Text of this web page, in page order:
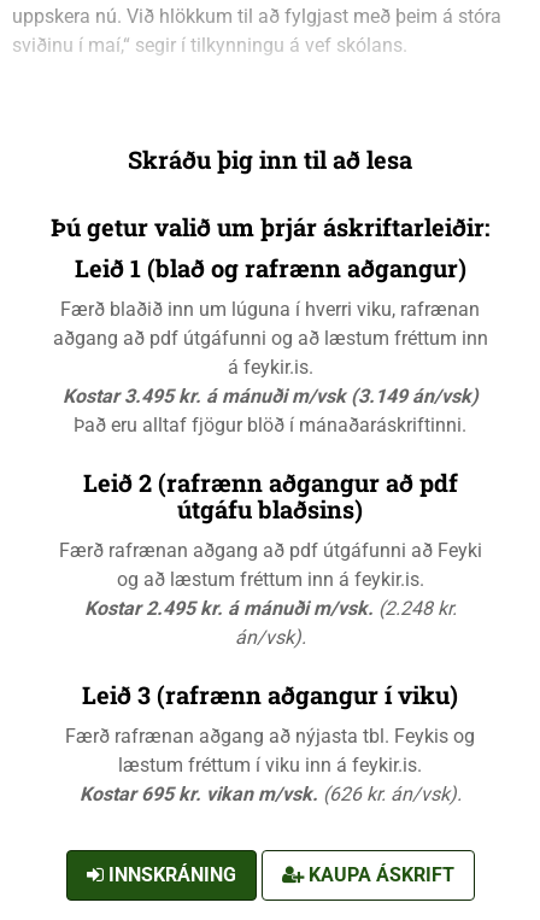
uppskera nú. Við hlökkum til að fylgjast með þeim á stóra
sviðinu í maí,“ segir í tilkynningu á vef skólans.
Skráðu þig inn til að lesa
Þú getur valið um þrjár áskriftarleiðir:
Leið 1 (blað og rafrænn aðgangur)
Færð blaðið inn um lúguna í hverri viku, rafrænan
aðgang að pdf útgáfunni og að læstum fréttum inn
á feykir.is.
Kostar 3.495 kr. á mánuði m/vsk (3.149 án/vsk)
Það eru alltaf fjögur blöð í mánaðaráskriftinni.
Leið 2 (rafrænn aðgangur að pdf
útgáfu blaðsins)
Færð rafrænan aðgang að pdf útgáfunni að Feyki
og að læstum fréttum inn á feykir.is.
Kostar 2.495 kr. á mánuði m/vsk. (2.248 kr.
án/vsk).
Leið 3 (rafrænn aðgangur í viku)
Færð rafrænan aðgang að nýjasta tbl. Feykis og
læstum fréttum í viku inn á feykir.is.
Kostar 695 kr. vikan m/vsk. (626 kr. án/vsk).
INNSKRÁNING KAUPA ÁSKRIFT